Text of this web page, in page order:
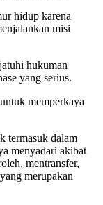
hidup karena
misi
hukuman
yang serius.
memperkaya
termasuk dalam
menyadari akibat
mentransfer,
merupakan